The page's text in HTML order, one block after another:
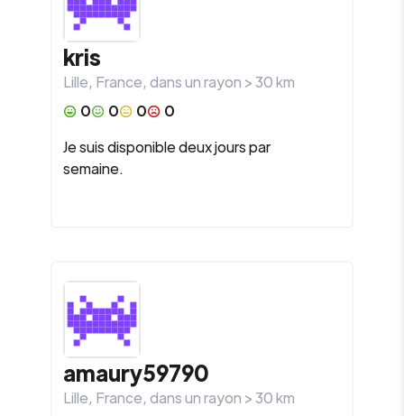
kris
Lille, France, dans un rayon >30km
0
0 0
0
Je suis disponible deux jours par
semaine.
amaury59790
Lille, France, dans un rayon >30km